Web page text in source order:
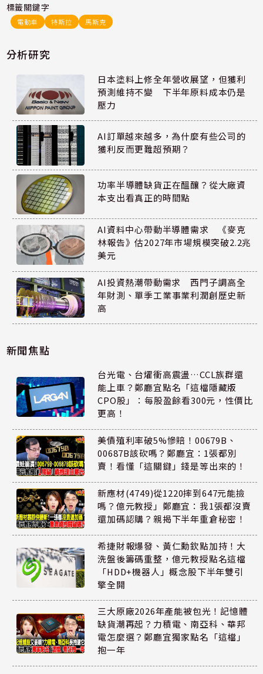
標籤關鍵字
電動車 特斯拉 馬斯克
分析研究
日本塗料上修全年營收展望，但獲利
預測維持不變 下半年原料成本仍是
壓力
AI訂單越來越多，為什麼有些公司的
獲利反而更難超預期？
功率半導體缺貨正在醞釀？從大廠資
本支出看真正的時間點
AI資料中心帶動半導體需求 《麥克
林報告》估2027年市場規模突破2.2兆
美元
AI投資熱潮帶動需求 西門子調高全
年財測、單季工業事業利潤創歷史新
高
新聞焦點
台光電、台燿衝高震盪…CCL族群還
能上車？鄭廳宜點名「這檔隱藏版
CPO股」：每股盈餘看300元，性價比
更高！
美債殖利率破5%慘賠！00679B、
00687B該砍嗎？鄭廳宜：1張都別
賣！看懂「這關鍵」錢是等出來的！
新應材(4749)從1220摔到647元能撿
嗎？億元教授」鄭廳宜：我1張都沒賣
還加碼認購？親揭下半年重倉秘密！
希捷財報爆發、黃仁勳欽點加持！大
洗盤後籌碼重整，億元教授點名這檔
「HDD+機器人」概念股下半年雙引
擎全開
三大原廠2026年產能被包光！記憶體
缺貨潮再起？力積電、南亞科、華邦
電怎麼選？鄭廳宜獨家點名「這檔」
抱一年